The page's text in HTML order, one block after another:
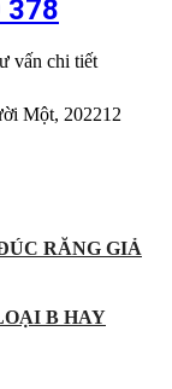
378
vấn chi tiết
Một, 202212
RĂNG GIẢ
B HAY